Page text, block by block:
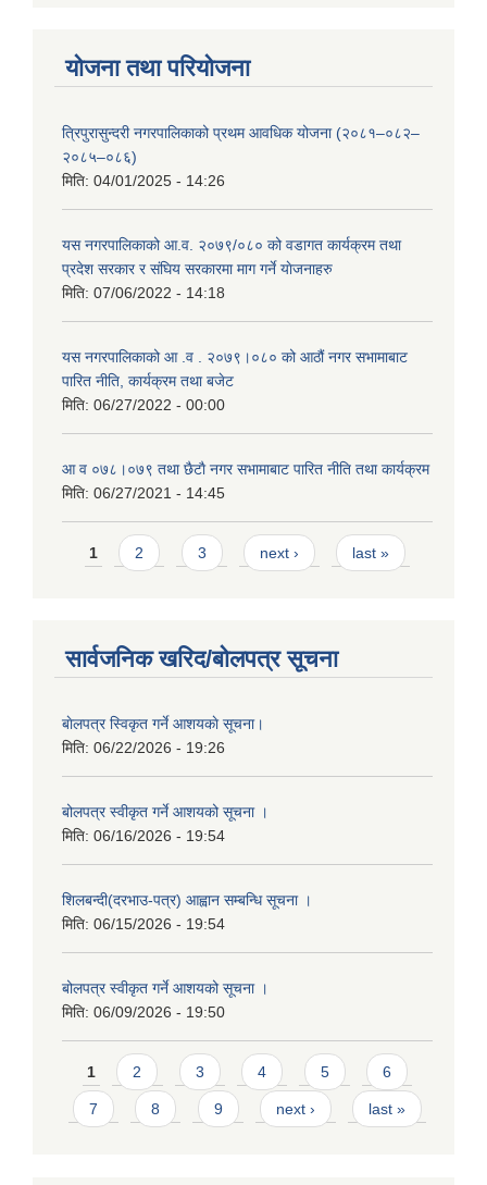
योजना तथा परियोजना
त्रिपुरासुन्दरी नगरपालिकाको प्रथम आवधिक योजना (२०८१–०८२–
२०८५–०८६)
मिति: 04/01/2025 - 14:26
यस नगरपालिकाको आ.व. २०७९/०८० को वडागत कार्यक्रम तथा
प्रदेश सरकार र संघिय सरकारमा माग गर्ने याेजनाहरु
मिति: 07/06/2022 - 14:18
यस नगरपालिकाको आ‍ .व . २०७९।०८० को आठौं नगर सभामाबाट
पारित नीति, कार्यक्रम तथा बजेट
मिति: 06/27/2022 - 00:00
आ‍ व ०७८।०७९ तथा छैटाै नगर सभामाबाट पारित नीति तथा कार्यक्रम
मिति: 06/27/2021 - 14:45
Pages
1 2 3 next › last »
सार्वजनिक खरिद/बोलपत्र सूचना
बाेलपत्र स्विकृत गर्ने आशयकाे सूचना।
मिति: 06/22/2026 - 19:26
बोलपत्र स्वीकृत गर्ने आशयको सूचना ।
मिति: 06/16/2026 - 19:54
शिलबन्दी(दरभाउ-पत्र) आह्वान सम्बन्धि सूचना ।
मिति: 06/15/2026 - 19:54
बोलपत्र स्वीकृत गर्ने आशयको सूचना ।
मिति: 06/09/2026 - 19:50
Pages
1 2 3 4 5 6
7 8 9 next › last »